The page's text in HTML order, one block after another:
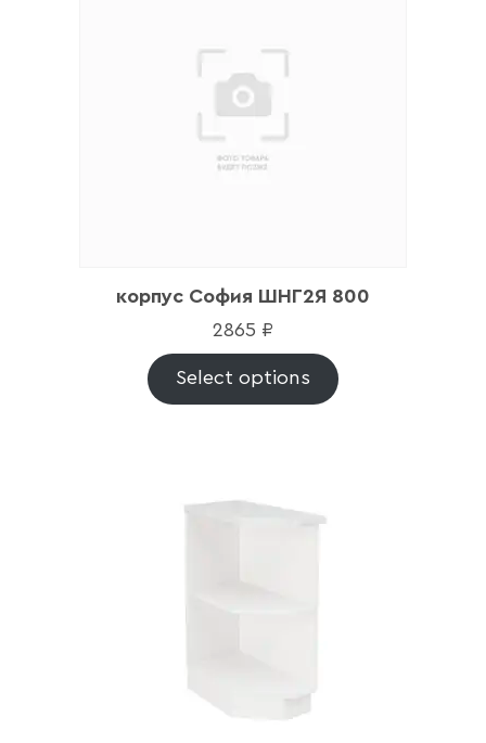
корпус София ШНГ2Я 800
2865 ₽
Select options
Наименование организации